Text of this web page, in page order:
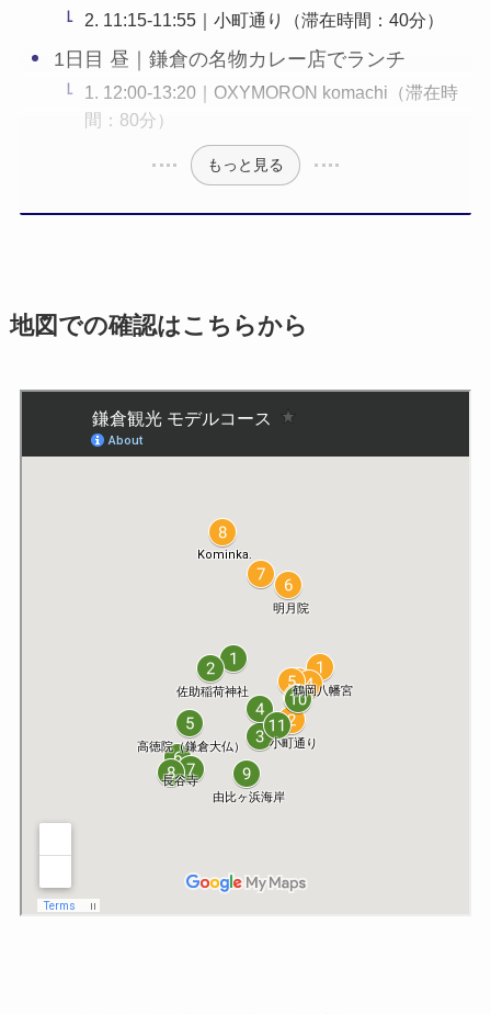
2. 11:15-11:55｜小町通り（滞在時間：40分）
1日目 昼｜鎌倉の名物カレー店でランチ
1. 12:00-13:20｜OXYMORON komachi（滞在時
間：80分）
もっと見る
地図での確認はこちらから